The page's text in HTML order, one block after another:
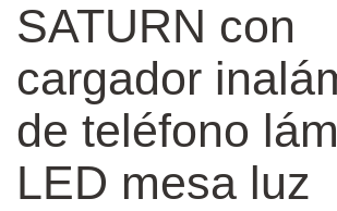
SATURN con
cargador
de teléfono
LED mesa luz